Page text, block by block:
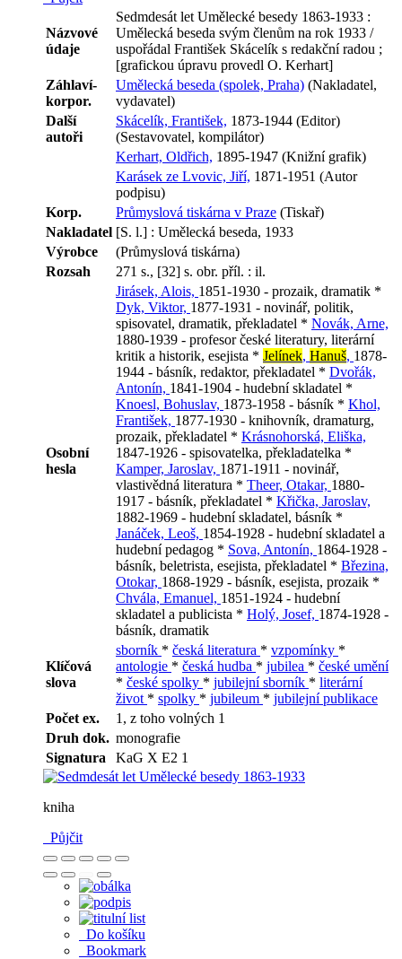
Názvové
údaje
Sedmdesát let Umělecké besedy 1863-1933 :
Umělecká beseda svým členům na rok 1933 /
uspořádal František Skácelík s redakční radou ;
[grafickou úpravu provedl O. Kerhart]
Záhlaví-
korpor.
Umělecká beseda (spolek, Praha) (Nakladatel,
vydavatel)
Další
autoři
Skácelík, František, 1873-1944 (Editor)
(Sestavovatel, kompilátor)
Kerhart, Oldřich, 1895-1947 (Knižní grafik)
Karásek ze Lvovic, Jiří, 1871-1951 (Autor
podpisu)
Korp.
Průmyslová tiskárna v Praze (Tiskař)
Nakladatel [S. l.] : Umělecká beseda, 1933
Výrobce
(Průmyslová tiskárna)
Rozsah
271 s., [32] s. obr. příl. : il.
Osobní
hesla
Jirásek, Alois, 1851-1930 - prozaik, dramatik *
Dyk, Viktor, 1877-1931 - novinář, politik,
spisovatel, dramatik, překladatel * Novák, Arne,
1880-1939 - profesor české literatury, literární
kritik a historik, esejista * Jelínek, Hanuš, 1878-
1944 - básník, redaktor, překladatel * Dvořák,
Antonín, 1841-1904 - hudební skladatel *
Knoesl, Bohuslav, 1873-1958 - básník * Khol,
František, 1877-1930 - knihovník, dramaturg,
prozaik, překladatel * Krásnohorská, Eliška,
1847-1926 - spisovatelka, překladatelka *
Kamper, Jaroslav, 1871-1911 - novinář,
vlastivědná literatura * Theer, Otakar, 1880-
1917 - básník, překladatel * Křička, Jaroslav,
1882-1969 - hudební skladatel, básník *
Janáček, Leoš, 1854-1928 - hudební skladatel a
hudební pedagog * Sova, Antonín, 1864-1928 -
básník, beletrista, esejista, překladatel * Březina,
Otokar, 1868-1929 - básník, esejista, prozaik *
Chvála, Emanuel, 1851-1924 - hudební
skladatel a publicista * Holý, Josef, 1874-1928 -
básník, dramatik
Klíčová
slova
sborník * česká literatura * vzpomínky *
antologie * česká hudba * jubilea * české umění
* české spolky * jubilejní sborník * literární
život * spolky * jubileum * jubilejní publikace
Počet ex.
1, z toho volných 1
Druh dok. monografie
Signatura
KaG X E2 1
kniha
Půjčit
Do košíku
Bookmark